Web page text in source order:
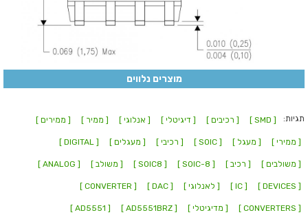
מוצרים נלווים
תגיות: [ SMD ] [ רכיבים ] [ דיגיטלי ] [ אנלוגי ] [ ממיר ] [ ממירים ]
[ ממירי ] [ מעגל ] [ SOIC ] [ רכיבי ] [ מעגלים ] [ DIGITAL ]
[ משולבים ] [ רכיב ] [ SOIC-8 ]
[ SOIC8 ] [ משולב ] [ ANALOG ]
[ DEVICES ]
[ IC ] [ לאנלוגי ] [ DAC ]
[ CONVERTER ]
[ CONVERTERS ] [ מדיגיטלי ] [ AD5551BRZ ]
[ AD5551 ]